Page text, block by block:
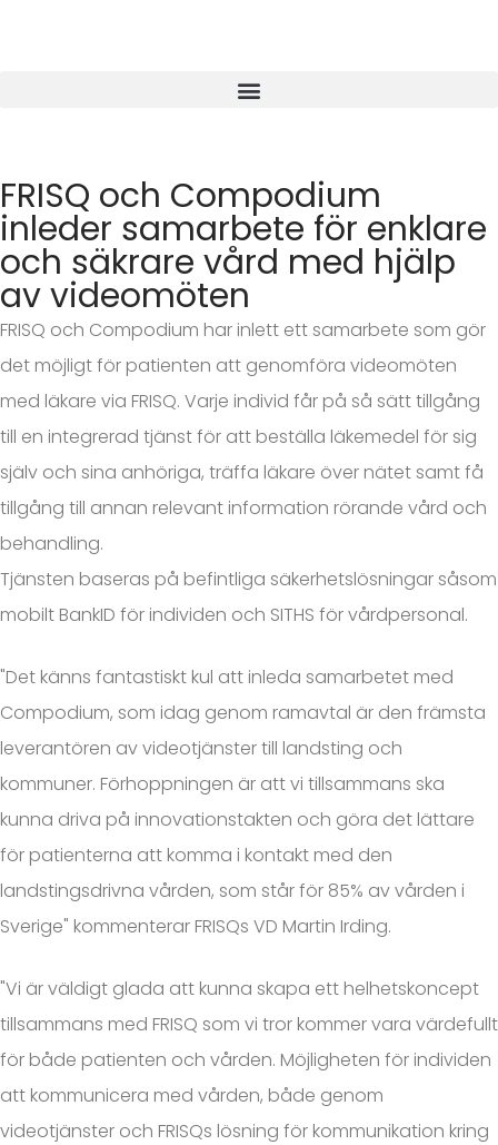
FRISQ och Compodium
inleder samarbete för enklare
och säkrare vård med hjälp
av videomöten
FRISQ och Compodium har inlett ett samarbete som gör
det möjligt för patienten att genomföra videomöten
med läkare via FRISQ. Varje individ får på så sätt tillgång
till en integrerad tjänst för att beställa läkemedel för sig
själv och sina anhöriga, träffa läkare över nätet samt få
tillgång till annan relevant information rörande vård och
behandling.
Tjänsten baseras på befintliga säkerhetslösningar såsom
mobilt BankID för individen och SITHS för vårdpersonal.
"Det känns fantastiskt kul att inleda samarbetet med
Compodium, som idag genom ramavtal är den främsta
leverantören av videotjänster till landsting och
kommuner. Förhoppningen är att vi tillsammans ska
kunna driva på innovationstakten och göra det lättare
för patienterna att komma i kontakt med den
landstingsdrivna vården, som står för 85% av vården i
Sverige" kommenterar FRISQs VD Martin Irding.
"Vi är väldigt glada att kunna skapa ett helhetskoncept
tillsammans med FRISQ som vi tror kommer vara värdefullt
för både patienten och vården. Möjligheten för individen
att kommunicera med vården, både genom
videotjänster och FRISQs lösning för kommunikation kring